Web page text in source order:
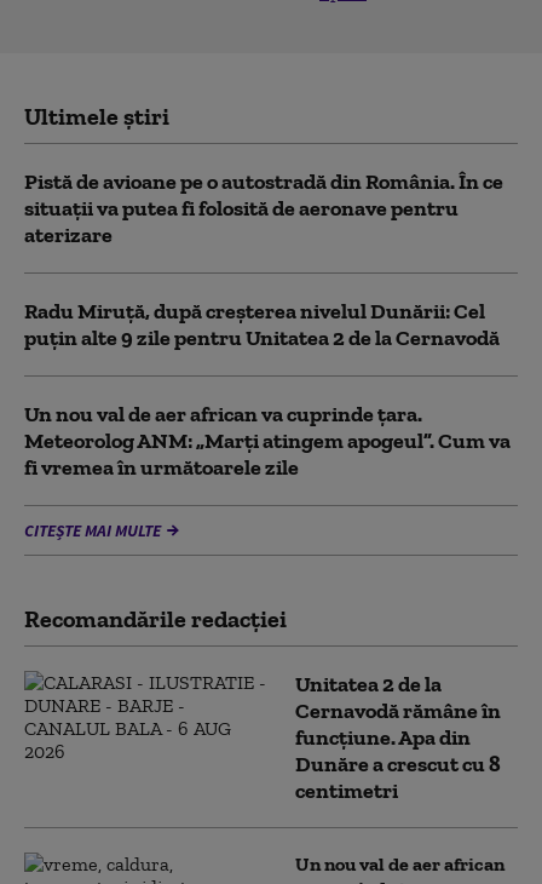
Ultimele știri
Pistă de avioane pe o autostradă din România. În ce
situații va putea fi folosită de aeronave pentru
aterizare
Radu Miruță, după creșterea nivelul Dunării: Cel
puțin alte 9 zile pentru Unitatea 2 de la Cernavodă
Un nou val de aer african va cuprinde țara.
Meteorolog ANM: „Marți atingem apogeul”. Cum va
fi vremea în următoarele zile
CITEȘTE MAI MULTE
Recomandările redacţiei
Unitatea 2 de la
Cernavodă rămâne în
funcțiune. Apa din
Dunăre a crescut cu 8
centimetri
Un nou val de aer african